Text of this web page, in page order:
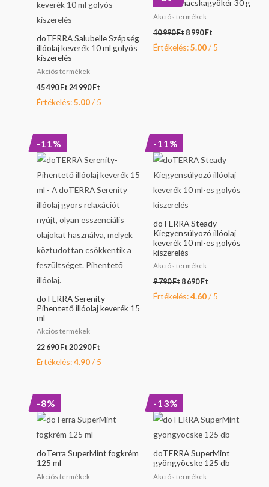
doTERRA Salubelle Szépség
illóolaj keverék 10 ml golyós
kiszerelés
Akciós termékek
45 490Ft 24 990Ft
Értékelés:5.00/ 5
Orvosi macskagyökér 30 g
Akciós termékek
10 990Ft 8 990Ft
Értékelés:5.00/ 5
-11%
doTERRA Serenity-
Pihentető illóolaj keverék 15
ml
Akciós termékek
22 690Ft
was:
690 Ft.
20 290 Ft
is:
290 Ft.
Értékelés:4.90/ 5
-11%
doTERRA Steady
Kiegyensúlyozó illóolaj
keverék 10 ml-es golyós
kiszerelés
Akciós termékek
9 790Ft
was:
790 Ft.
8 690 Ft
is:
690 Ft.
Értékelés:4.60/ 5
-8%
doTerra SuperMint fogkrém
125 ml
Akciós termékek
was:
490 Ft.
is:
990 Ft.
-13%
doTERRA SuperMint
gyöngyöcske 125 db
Akciós termékek
was:
490 Ft.
is:
8
290 Ft.